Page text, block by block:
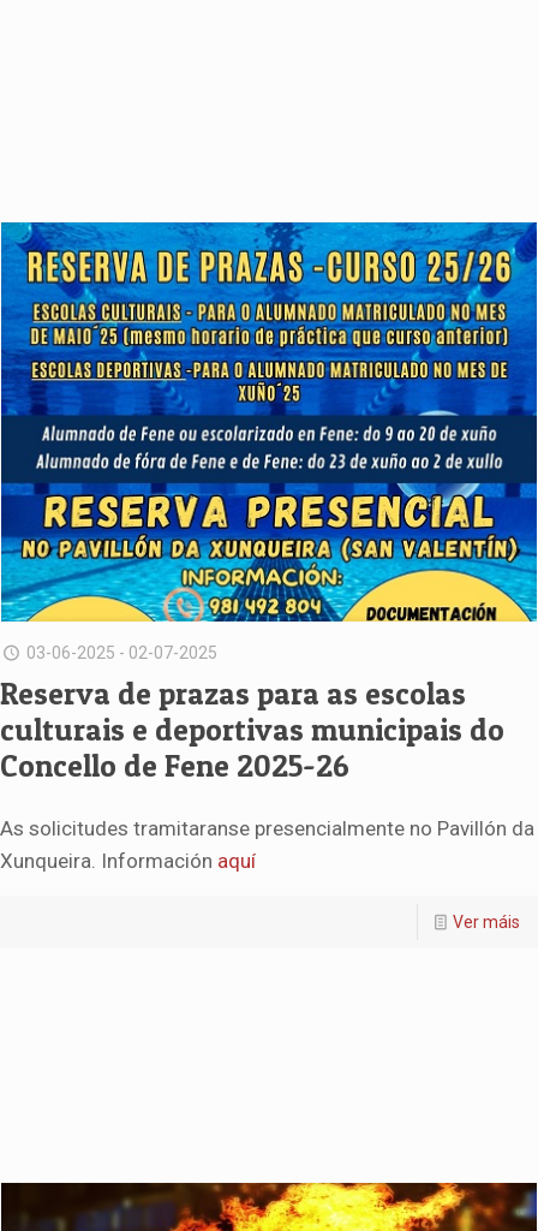
03-06-2025 - 02-07-2025
Reserva de prazas para as escolas
culturais e deportivas municipais do
Concello de Fene 2025-26
As solicitudes tramitaranse presencialmente no Pavillón da
Xunqueira. Información aquí
Ver máis